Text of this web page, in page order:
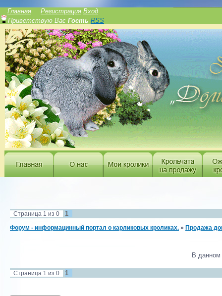
Главная
Регистрация Вход
Приветствую Вас Гость RSS
Страница 1 из 0 1
Форум - информацинный портал о карликовых кроликах. » Продажа
В
Страница 1 из 0 1